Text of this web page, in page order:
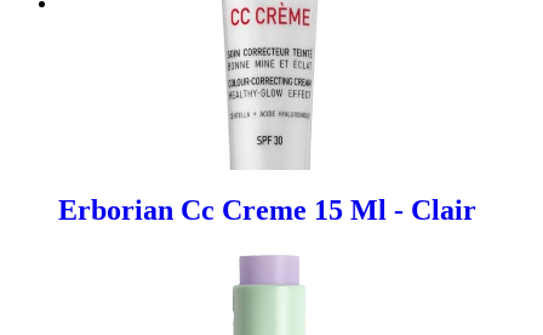
Erborian Cc Creme 15 Ml - Clair